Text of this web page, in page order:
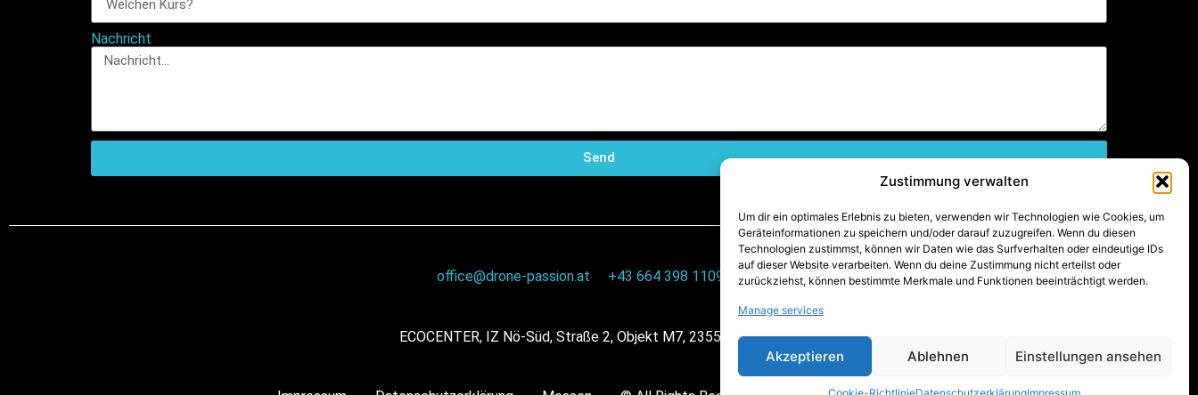
Zustimmung verwalten
Um dir ein optimales Erlebnis zu bieten, verwenden wir Technologien wie Cookies, um
Geräteinformationen zu speichern und/oder darauf zuzugreifen. Wenn du diesen
Technologien zustimmst, können wir Daten wie das Surfverhalten oder eindeutige IDs
auf dieser Website verarbeiten. Wenn du deine Zustimmung nicht erteilst oder
zurückziehst, können bestimmte Merkmale und Funktionen beeinträchtigt werden.
Manage services
Akzeptieren Ablehnen Einstellungen ansehen
Nachricht
Send
office@drone-passion.at +43 664 398 1109
ECOCENTER, IZ Nö-Süd, Straße 2, Objekt M7, 2355 Wr. Neudorf